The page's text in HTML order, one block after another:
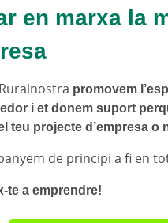
en marxa la
promovem
i et donem suport
teu projecte d’empresa o
de principi a fi en
te a emprendre!